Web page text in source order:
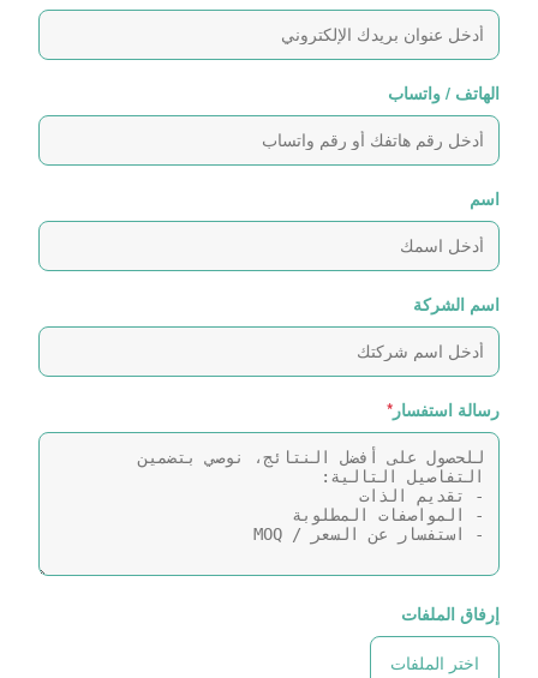
الهاتف / واتساب
اسم
اسم الشركة
رسالة استفسار *
إرفاق الملفات
اختر الملفات